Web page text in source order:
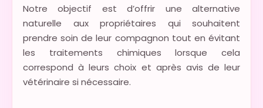
Notre objectif est d’offrir une alternative
naturelle aux propriétaires qui souhaitent
prendre soin de leur compagnon tout en évitant
les traitements chimiques lorsque cela
correspond à leurs choix et après avis de leur
vétérinaire si nécessaire.